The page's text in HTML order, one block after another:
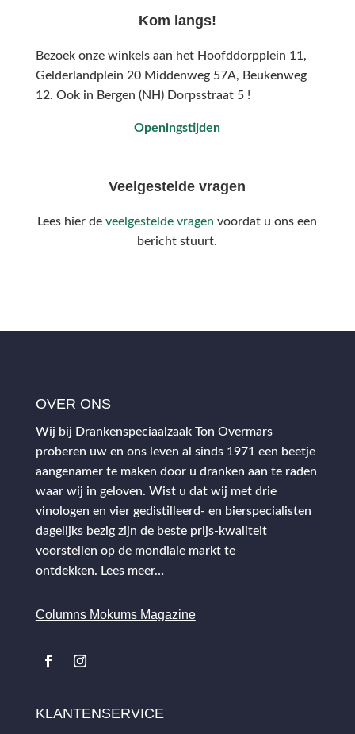
Kom langs!
Bezoek onze winkels aan het Hoofddorpplein 11,
Gelderlandplein 20 Middenweg 57A, Beukenweg
12. Ook in Bergen (NH) Dorpsstraat 5 !
Openingstijden
Veelgestelde vragen
Lees hier deveelgestelde vragen voordat u ons een
bericht stuurt.
OVER ONS
Wij bij Drankenspeciaalzaak Ton Overmars
proberen uw en ons leven al sinds 1971 een beetje
aangenamer te maken door u dranken aan te raden
waar wij in geloven. Wist u dat wij met drie
vinologen en vier gedistilleerd- en bierspecialisten
dagelijks bezig zijn de beste prijs-kwaliteit
voorstellen op de mondiale markt te
ontdekken. Lees meer…
Columns Mokums Magazine
KLANTENSERVICE